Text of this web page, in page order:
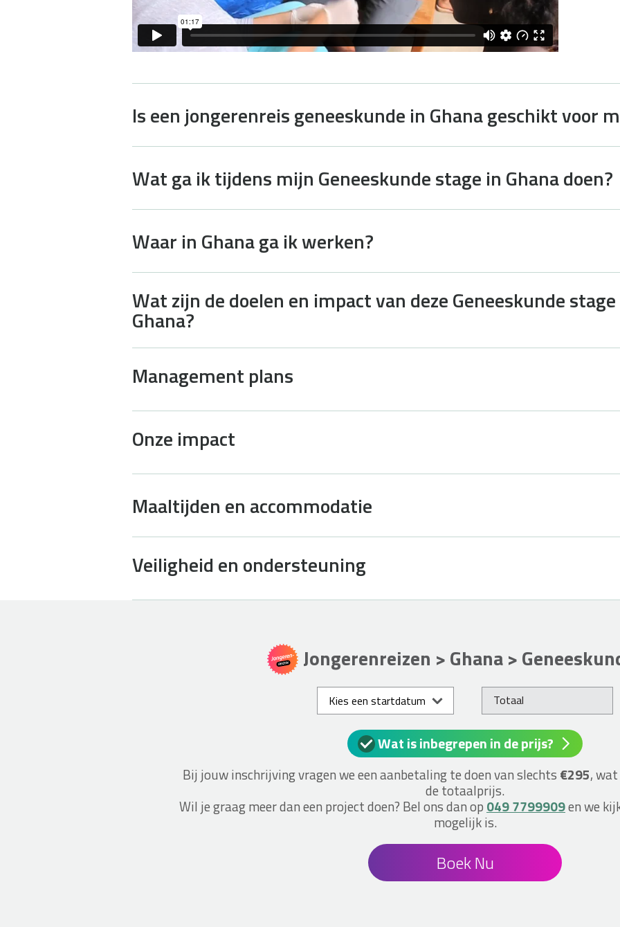
Is een jongerenreis geneeskunde in Ghana geschikt voor
Wat ga ik tijdens mijn Geneeskunde stage in Ghana doen?
Waar in Ghana ga ik werken?
Wat zijn de doelen en impact van deze Geneeskunde
Ghana?
Management plans
Onze impact
Maaltijden en accommodatie
Veiligheid en ondersteuning
Jongerenreizen > Ghana >
Kies een startdatum Totaal
Wat is inbegrepen in de prijs?
Bij jouw inschrijving vragen we een aanbetaling te doen van slechts €295,
de totaalprijs.
Wil je graag meer dan een project doen? Bel ons dan op 049 7799909en we
mogelijk is.
Boek Nu